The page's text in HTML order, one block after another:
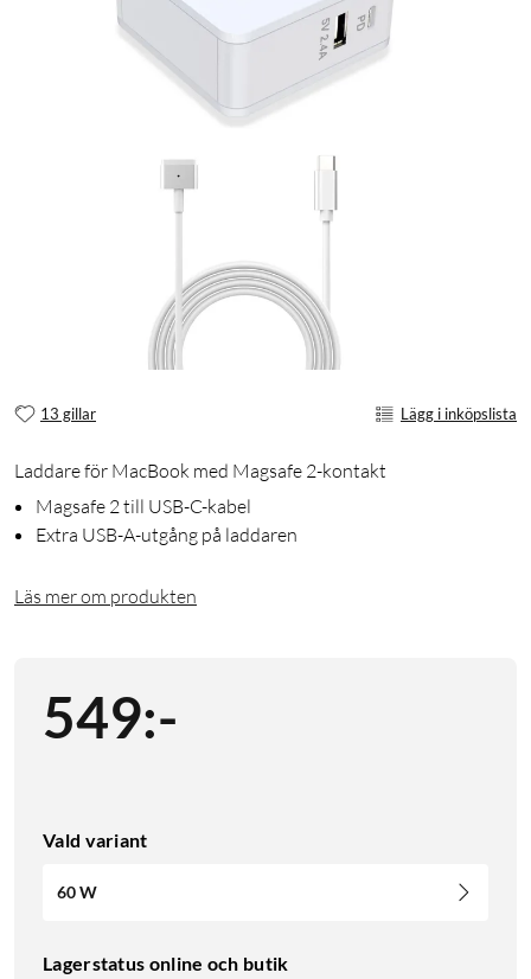
13 gillar Lägg i inköpslista
Laddare för MacBook med Magsafe 2-kontakt
Magsafe 2 till USB-C-kabel
Extra USB-A-utgång på laddaren
Läs mer om produkten
549:-
Vald variant
60 W
Lagerstatus online och butik